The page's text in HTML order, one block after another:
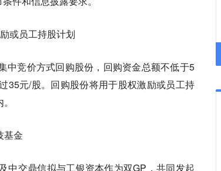
或员工持股计划
中竞价方式回购股份，回购资金总额不低于5
35元/股。回购股份将用于股权激励或员工持
基金
中交鼎信拟与工银资本作为双GP，共同发起